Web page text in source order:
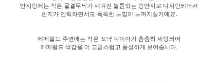
반지링에는 작은 물결무늬가 새겨진 볼륨있는 링반지로 디자인되어서
반지가 엔틱하면서도 독특한 느낌이 느껴지실거예요.
에메랄드 주변에는 작은 꼬냑 다이아가 촘촘히 세팅되어
에메랄드 색감을 더 고급스럽고 풍성하게 보여줍니다.